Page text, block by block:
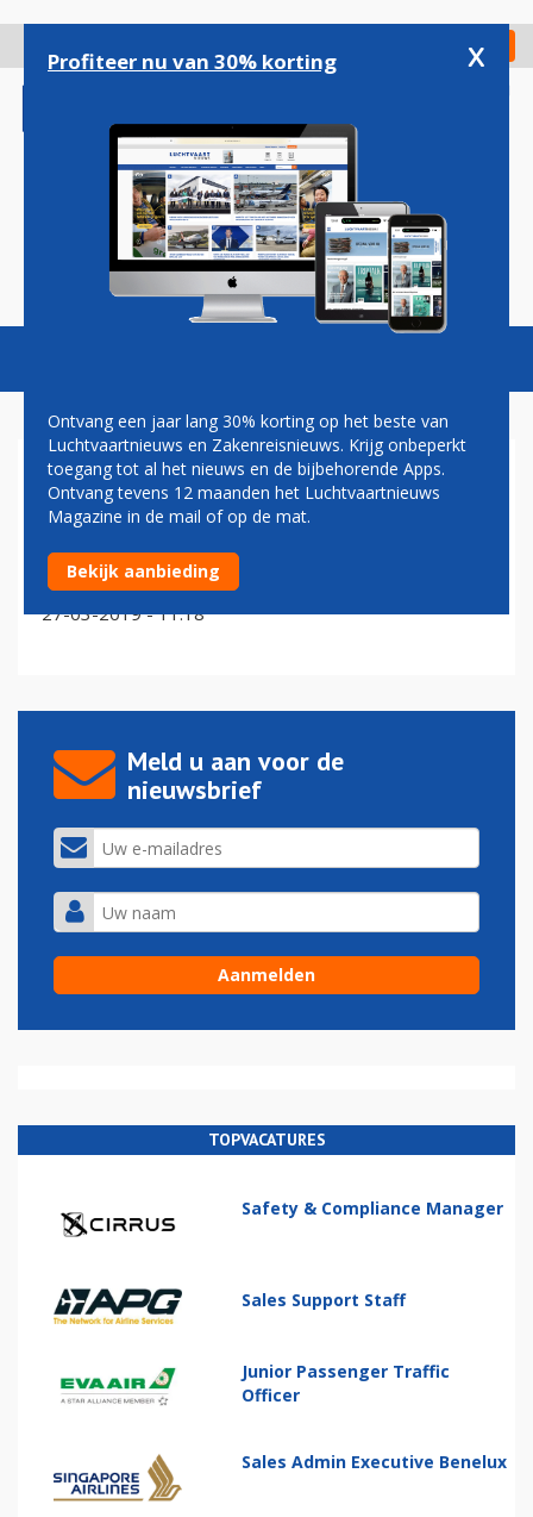
gaan
Check in
Magazine Podcasts Vacatures
GKN FOKKER SERVICES
Fokker zet opnieuw minder gebruikte vliegtuigen in de
markt
27-03-2019 - 11:18
Meld u aan voor de
nieuwsbrief
TOPVACATURES
Safety & Compliance Manager
Sales Support Staff
Junior Passenger Traffic
Officer
Sales Admin Executive Benelux
Profiteer nu van 30% korting x
Ontvang een jaar lang 30% korting op het beste van
Luchtvaartnieuws en Zakenreisnieuws. Krijg onbeperkt
toegang tot al het nieuws en de bijbehorende Apps.
Ontvang tevens 12 maanden het Luchtvaartnieuws
Magazine in de mail of op de mat.
Bekijk aanbieding